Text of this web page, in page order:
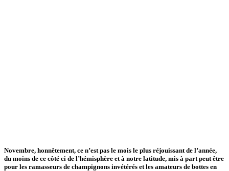
Novembre, honnêtement, ce n’est pas le mois le plus réjouissant de l’année,
du moins de ce côté ci de l’hémisphère et à notre latitude, mis à part peut être
pour les ramasseurs de champignons invétérés et les amateurs de bottes en